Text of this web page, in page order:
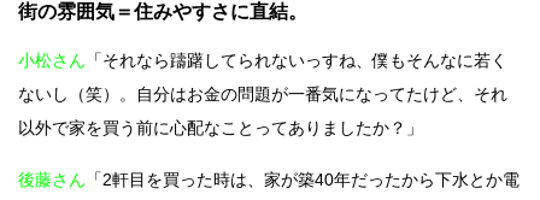
街の雰囲気＝住みやすさに直結。
小松さん 「それなら躊躇してられないっすね、僕もそんなに若く
ないし（笑）。自分はお金の問題が一番気になってたけど、それ
以外で家を買う前に心配なことってありましたか？」
後藤さん 「2軒目を買った時は、家が築40年だったから下水とか電